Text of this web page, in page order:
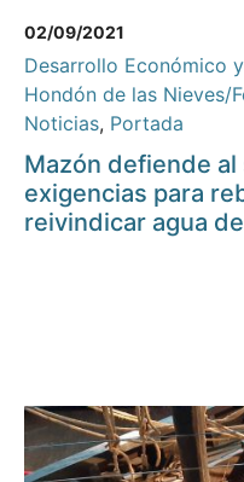
02/09/2021
Desarrollo Económico
Hondón de las Nieves/
Noticias, Portada
Mazón defiende
exigencias para
reivindicar agua